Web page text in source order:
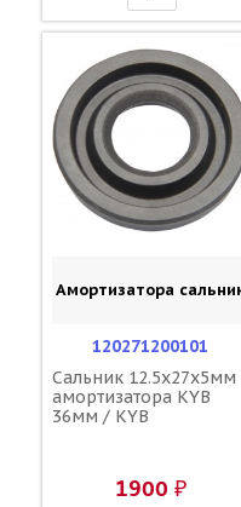
Амортизатора
120271200101
Сальник 12.5x27x5мм
амортизатора KYB
36мм / KYB
1900 ₽